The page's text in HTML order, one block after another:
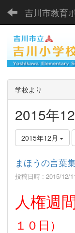
吉川市教育
学校より
2015年
2015年12月
まほうの言葉
投稿日時 : 2015/12/
人権週間
１０日）